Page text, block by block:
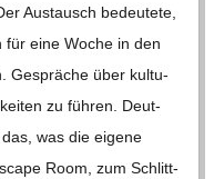
Aus­tausch bedeu­tete,
für eine Woche in den
Gesprä­che über kul­tu­
zu füh­ren. Deut­
was die eigene
Room, zum Schlitt­